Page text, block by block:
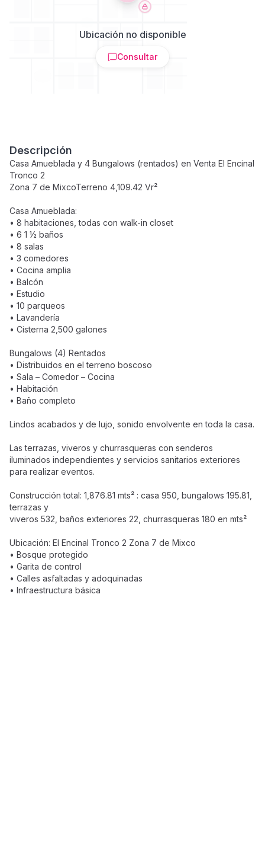
Ubicación no disponible
Consultar
Descripción
Casa Amueblada y 4 Bungalows (rentados) en Venta El Encinal
Tronco 2
Zona 7 de MixcoTerreno 4,109.42 Vr²
Casa Amueblada:
• 8 habitaciones, todas con walk-in closet
• 6 1 ½ baños
• 8 salas
• 3 comedores
• Cocina amplia
• Balcón
• Estudio
• 10 parqueos
• Lavandería
• Cisterna 2,500 galones
Bungalows (4) Rentados
• Distribuidos en el terreno boscoso
• Sala – Comedor – Cocina
• Habitación
• Baño completo
Lindos acabados y de lujo, sonido envolvente en toda la casa.
Las terrazas, viveros y churrasqueras con senderos
iluminados independientes y servicios sanitarios exteriores
para realizar eventos.
Construcción total: 1,876.81 mts² : casa 950, bungalows 195.81,
terrazas y
viveros 532, baños exteriores 22, churrasqueras 180 en mts²
Ubicación: El Encinal Tronco 2 Zona 7 de Mixco
• Bosque protegido
• Garita de control
• Calles asfaltadas y adoquinadas
• Infraestructura básica